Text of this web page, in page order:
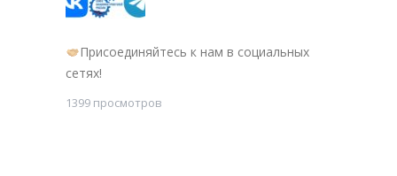
Присоединяйтесь к нам в социальных
сетях!
1399 просмотров